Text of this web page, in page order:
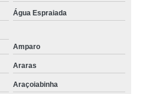
Água Espraiada
Amparo
Araras
Araçoiabinha